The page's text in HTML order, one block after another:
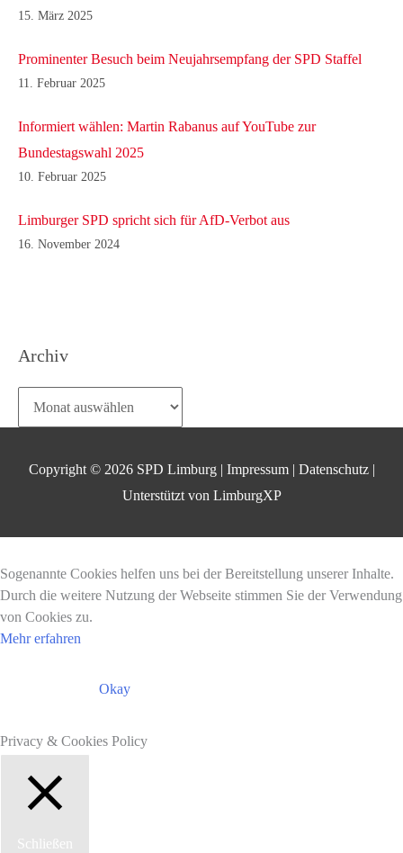
15. März 2025
Prominenter Besuch beim Neujahrsempfang der SPD Staffel
11. Februar 2025
Informiert wählen: Martin Rabanus auf YouTube zur
Bundestagswahl 2025
10. Februar 2025
Limburger SPD spricht sich für AfD-Verbot aus
16. November 2024
Archiv
Archiv
Copyright © 2026 SPD Limburg| Impressum| Datenschutz|
Unterstützt von LimburgXP
Sogenannte Cookies helfen uns bei der Bereitstellung unserer Inhalte.
Durch die weitere Nutzung der Webseite stimmen Sie der Verwendung
von Cookies zu.
Mehr erfahren
Okay
Privacy & Cookies Policy
Schließen